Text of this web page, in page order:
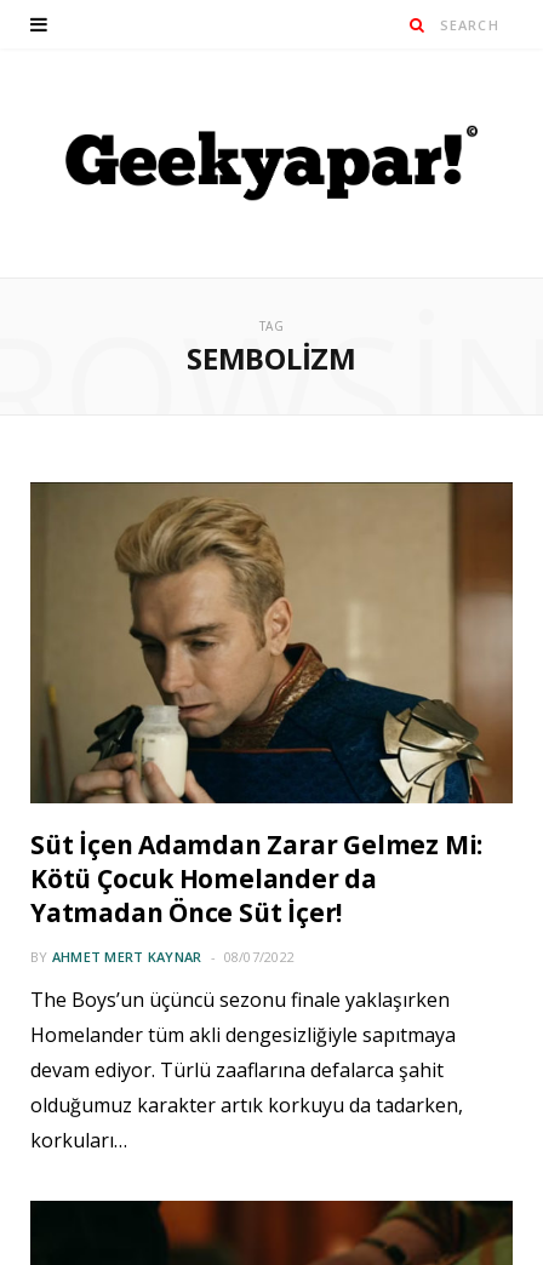
TAG
SEMBOLIZM
Süt İçen Adamdan Zarar Gelmez Mi:
Kötü Çocuk Homelander da
Yatmadan Önce Süt İçer!
BY AHMET MERT KAYNAR 08/07/2022
The Boys’un üçüncü sezonu finale yaklaşırken
Homelander tüm akli dengesizliğiyle sapıtmaya
devam ediyor. Türlü zaaflarına defalarca şahit
olduğumuz karakter artık korkuyu da tadarken,
korkuları…